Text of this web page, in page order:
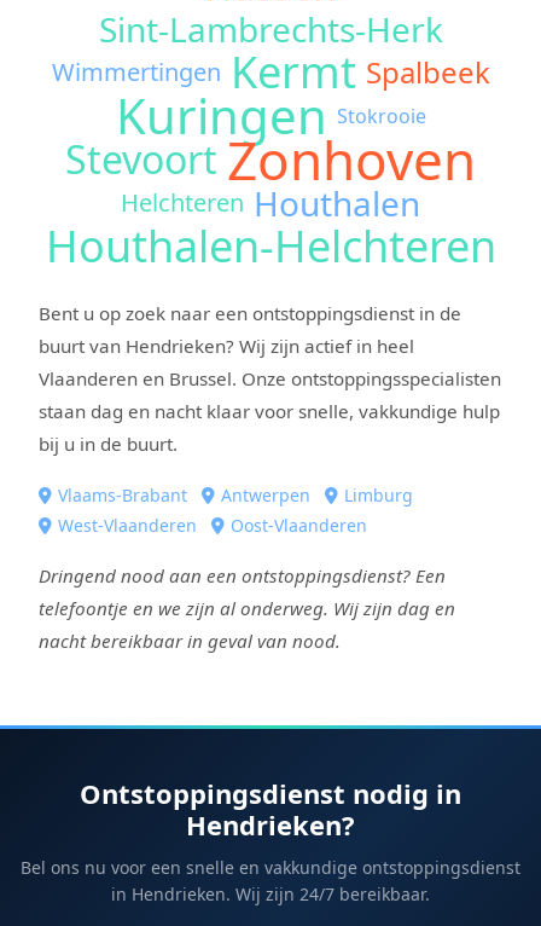
Sint-Lambrechts-Herk
Wimmertingen Kermt Spalbeek
Kuringen Stokrooie
Stevoort Zonhoven
Helchteren Houthalen
Houthalen-Helchteren
Bent u op zoek naar een ontstoppingsdienst in de
buurt van Hendrieken? Wij zijn actief in heel
Vlaanderen en Brussel. Onze ontstoppingsspecialisten
staan dag en nacht klaar voor snelle, vakkundige hulp
bij u in de buurt.
Vlaams-Brabant Antwerpen
Limburg
West-Vlaanderen
Oost-Vlaanderen
Dringend nood aan een ontstoppingsdienst? Een
telefoontje en we zijn al onderweg. Wij zijn dag en
nacht bereikbaar in geval van nood.
Ontstoppingsdienst nodig in
Hendrieken?
Bel ons nu voor een snelle en vakkundige ontstoppingsdienst
in Hendrieken. Wij zijn 24/7 bereikbaar.